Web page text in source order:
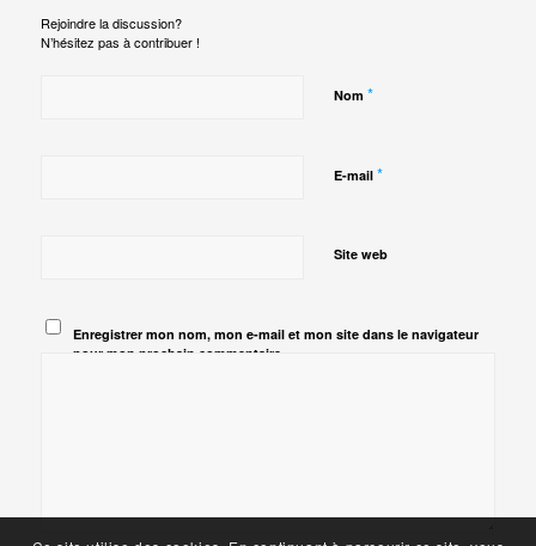
Rejoindre la discussion?
N’hésitez pas à contribuer !
Nom *
E-mail *
Site web
Enregistrer mon nom, mon e-mail et mon site dans le navigateur
pour mon prochain commentaire.